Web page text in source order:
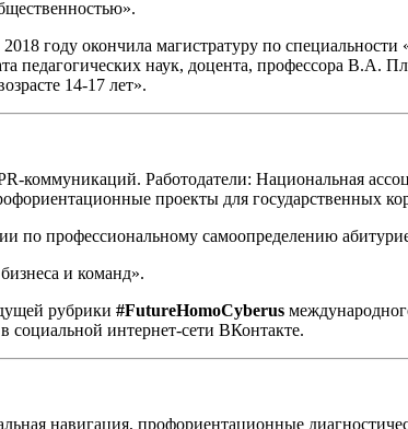
году окончила магистратуру по
педагогических наук, доцента, профессора В.А.
14-17 лет».
коммуникаций. Работодатели: Национальная
проекты для государственных
по профессиональному самоопределению
и команд».
рубрики #FutureHomoCyberus
в социальной интернет-сети ВКонтакте.
навигация, профориентационные